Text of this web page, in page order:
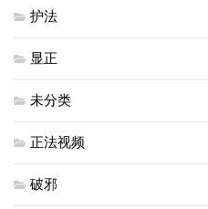
护法
显正
未分类
正法视频
破邪